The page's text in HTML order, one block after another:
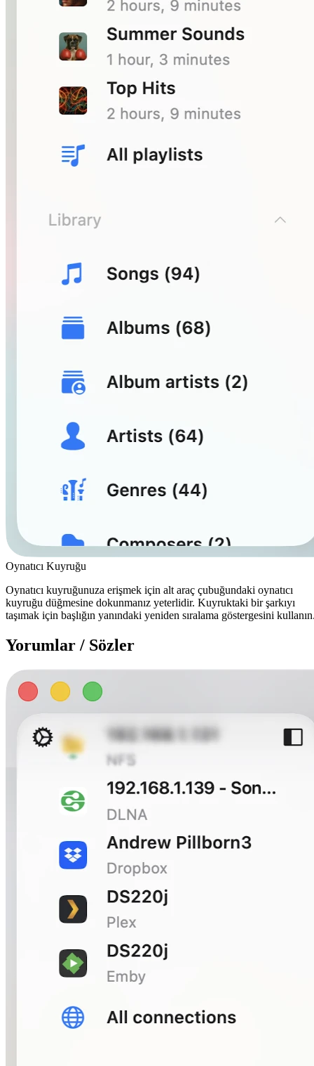
Oynatıcı Kuyruğu
Oynatıcı kuyruğunuza erişmek için alt araç çubuğundaki oynatıcı
kuyruğu düğmesine dokunmanız yeterlidir. Kuyruktaki bir şarkıyı
taşımak için başlığın yanındaki yeniden sıralama göstergesini
Yorumlar / Sözler